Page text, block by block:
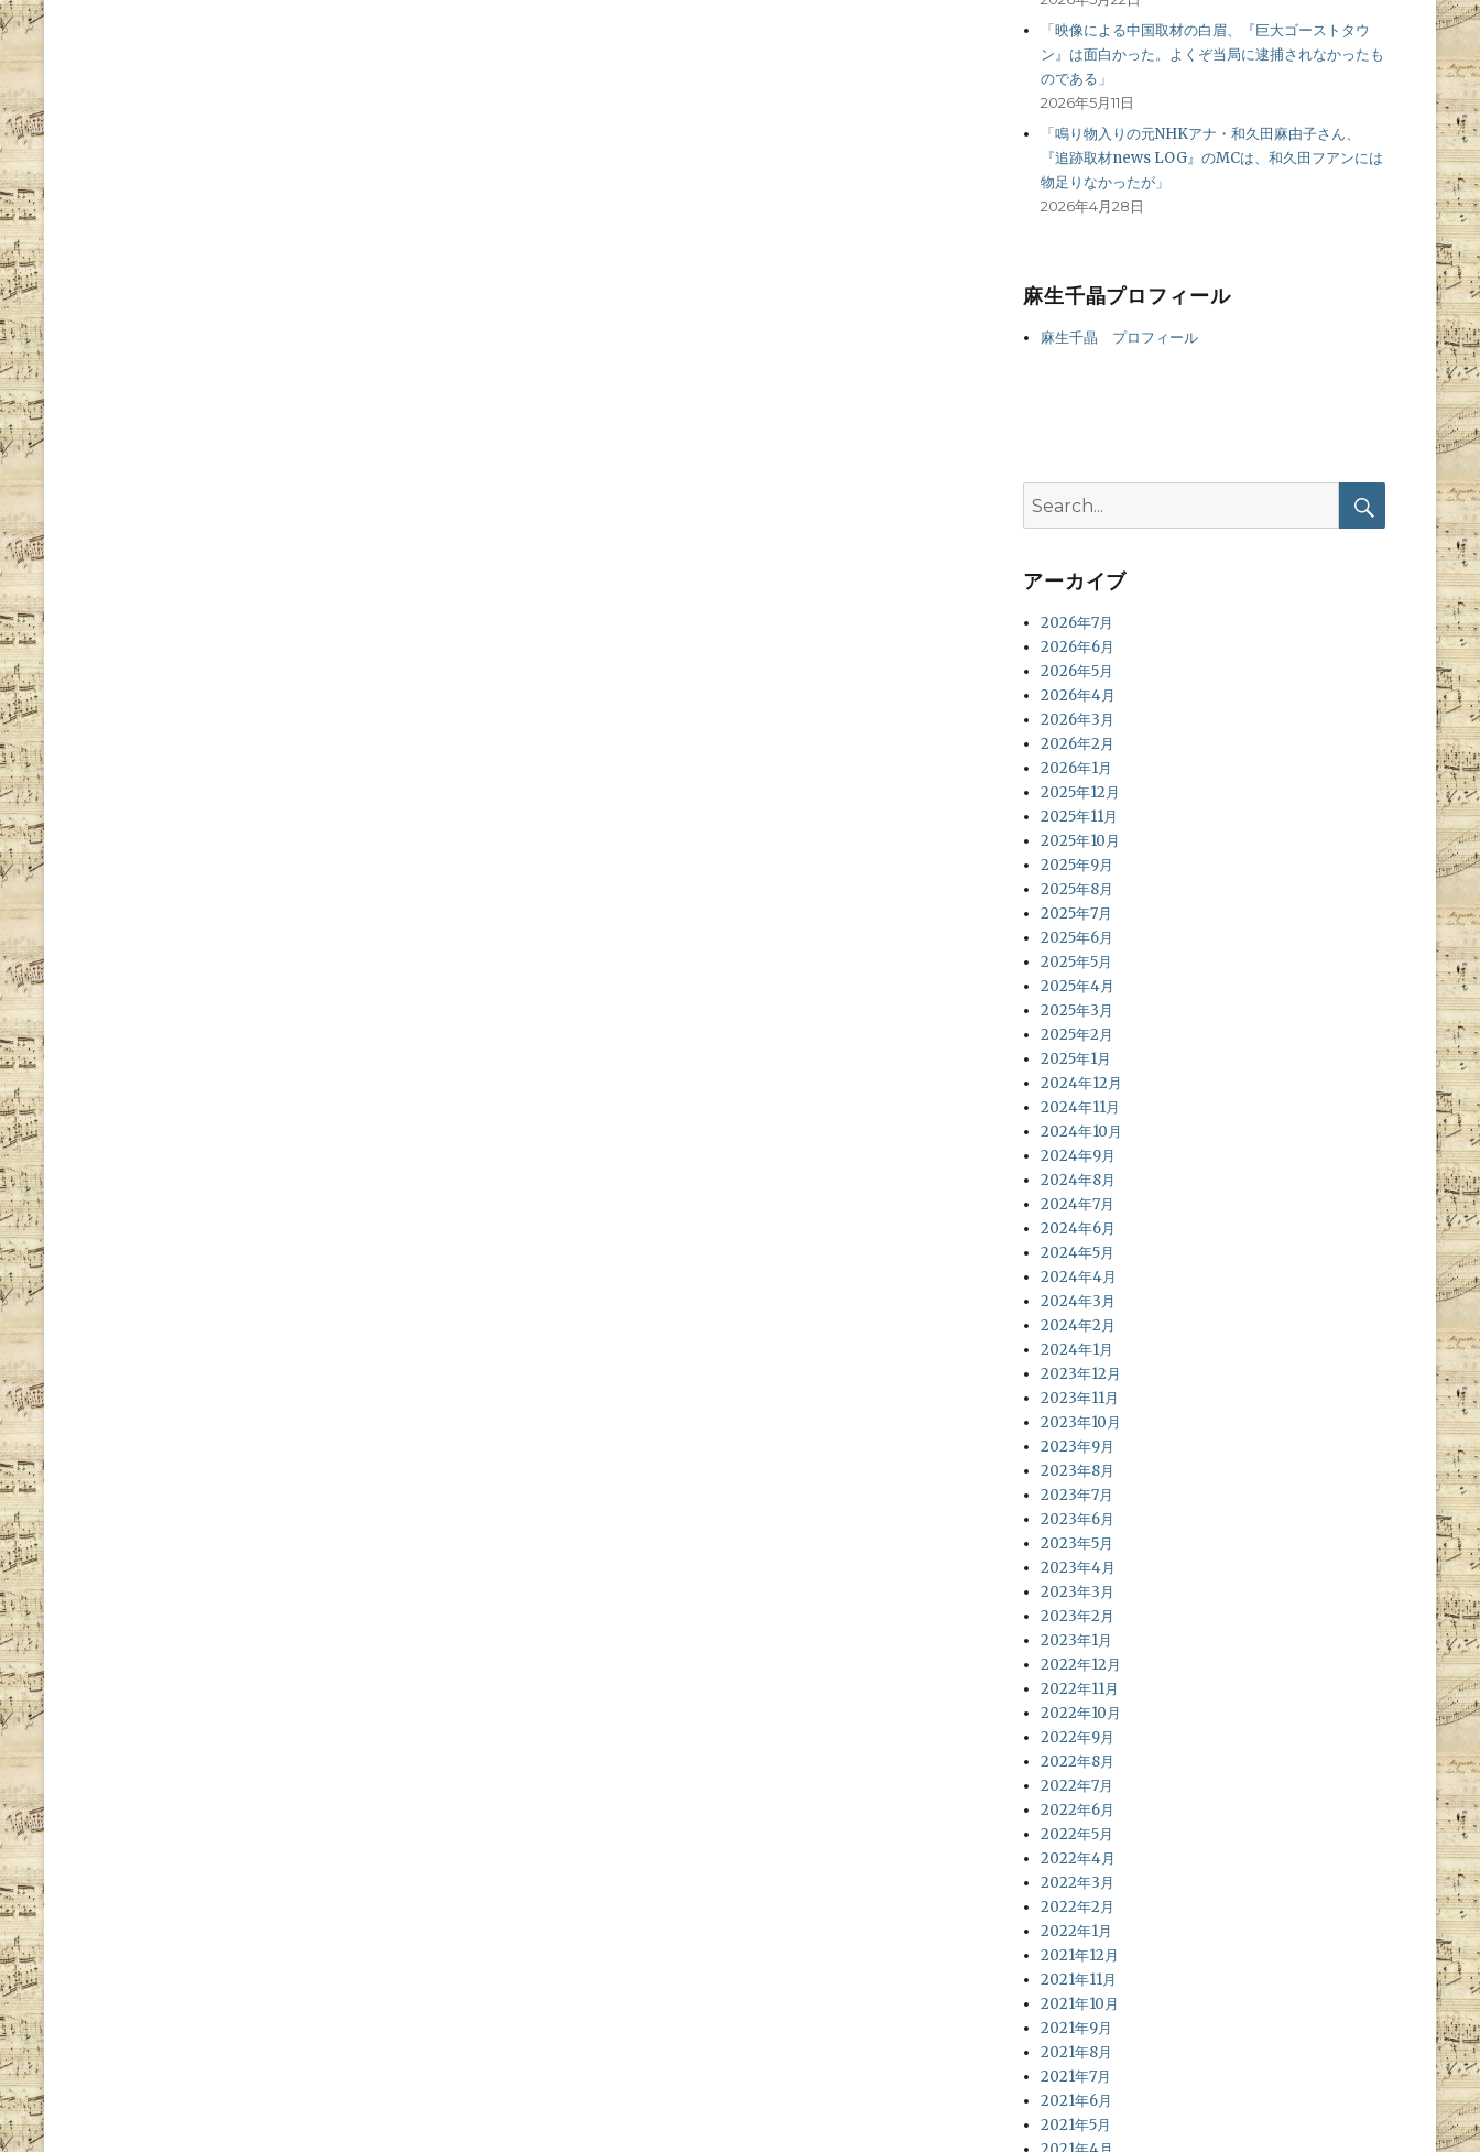
「映像による中国取材の白眉、『巨大ゴーストタウ
ン』は面白かった。よくぞ当局に逮捕されなかったも
のである」
2026年5月11日
「鳴り物入りの元NHKアナ・和久田麻由子さん、
『追跡取材news LOG』のMCは、和久田フアンには
物足りなかったが」
2026年4月28日
麻生千晶プロフィール
麻生千晶 プロフィール
for:
アーカイブ
2026年7月
2026年6月
2026年5月
2026年4月
2026年3月
2026年2月
2026年1月
2025年12月
2025年11月
2025年10月
2025年9月
2025年8月
2025年7月
2025年6月
2025年5月
2025年4月
2025年3月
2025年2月
2025年1月
2024年12月
2024年11月
2024年10月
2024年9月
2024年8月
2024年7月
2024年6月
2024年5月
2024年4月
2024年3月
2024年2月
2024年1月
2023年12月
2023年11月
2023年10月
2023年9月
2023年8月
2023年7月
2023年6月
2023年5月
2023年4月
2023年3月
2023年2月
2023年1月
2022年12月
2022年11月
2022年10月
2022年9月
2022年8月
2022年7月
2022年6月
2022年5月
2022年4月
2022年3月
2022年2月
2022年1月
2021年12月
2021年11月
2021年10月
2021年9月
2021年8月
2021年7月
2021年6月
2021年5月